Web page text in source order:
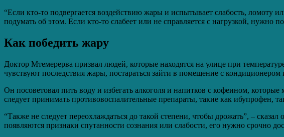
“Если кто-то подвергается воздействию жары и испытывает слабость,
подумать об этом. Если кто-то слабеет или не справляется с нагрузкой, нужно
Как победить жару
Доктор Мтемерерва призвал людей, которые находятся на улице при
чувствуют последствия жары, постараться зайти в помещение с
Он посоветовал пить воду и избегать алкоголя и напитков с кофеином,
следует принимать противовоспалительные препараты, такие как ибупрофен,
“Также не следует переохлаждаться до такой степени, чтобы дрожать”, –
появляются признаки спутанности сознания или слабости, его нужно срочно